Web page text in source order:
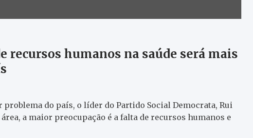
recursos humanos na saúde será mais
do país, o líder do Partido Social Democrata, Rui
a maior preocupação é a falta de recursos humanos e